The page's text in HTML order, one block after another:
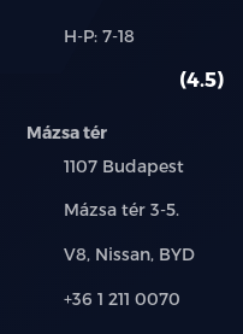
használt
Alkatrész,
H-P: 7-18
4.5
Mázsa tér
Település:
1107 Budapest
Cím:
Mázsa tér 3-5.
Márkák:
V8, Nissan, BYD
Telefon:
+36 1 211 0070